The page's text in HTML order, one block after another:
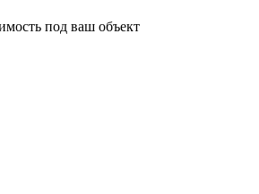
под ваш объект